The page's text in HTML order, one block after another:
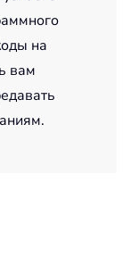
на
вам